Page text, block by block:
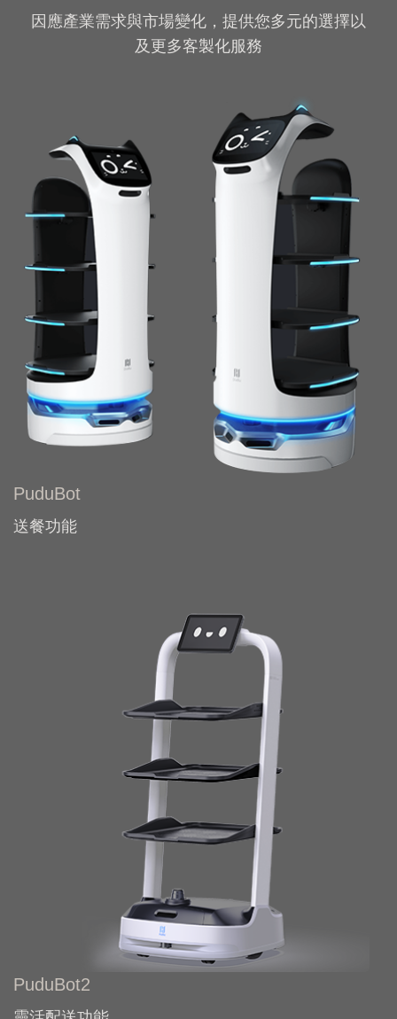
因應產業需求與市場變化，提供您多元的選擇以
及更多客製化服務
PuduBot
送餐功能
PuduBot2